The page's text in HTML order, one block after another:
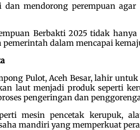
mendorong perempuan
Berbakti 2025 tidak
dalam mencapai
Pulot, Aceh Besar, lahir
laut menjadi produk seperti
pengeringan dan
mesin pencetak kerupuk,
mandiri yang memperkuat